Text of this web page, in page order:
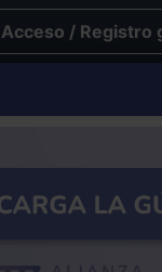
Acceso / Registro